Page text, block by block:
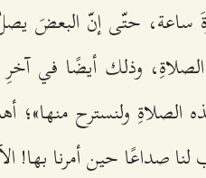
حتّى إنّ البعضَ يصلُ
وذلك أيضًا في آخرِ
الصلاةِ ولنسترح منها»؛
صداعًا حين أمرنا بها!